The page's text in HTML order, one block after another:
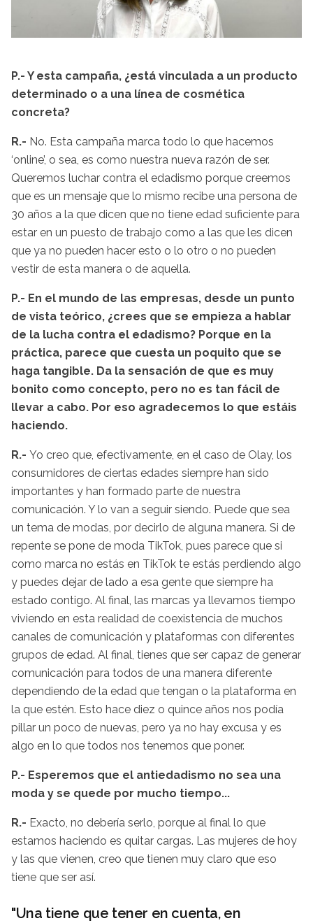
P.- Y esta campaña, ¿está vinculada a un producto
determinado o a una línea de cosmética
concreta?
R.- No. Esta campaña marca todo lo que hacemos
‘online’, o sea, es como nuestra nueva razón de ser.
Queremos luchar contra el edadismo porque creemos
que es un mensaje que lo mismo recibe una persona de
30 años a la que dicen que no tiene edad suficiente para
estar en un puesto de trabajo como a las que les dicen
que ya no pueden hacer esto o lo otro o no pueden
vestir de esta manera o de aquella.
P.- En el mundo de las empresas, desde un punto
de vista teórico, ¿crees que se empieza a hablar
de la lucha contra el edadismo? Porque en la
práctica, parece que cuesta un poquito que se
haga tangible. Da la sensación de que es muy
bonito como concepto, pero no es tan fácil de
llevar a cabo. Por eso agradecemos lo que estáis
haciendo.
R.- Yo creo que, efectivamente, en el caso de Olay, los
consumidores de ciertas edades siempre han sido
importantes y han formado parte de nuestra
comunicación. Y lo van a seguir siendo. Puede que sea
un tema de modas, por decirlo de alguna manera. Si de
repente se pone de moda TikTok, pues parece que si
como marca no estás en TikTok te estás perdiendo algo
y puedes dejar de lado a esa gente que siempre ha
estado contigo. Al final, las marcas ya llevamos tiempo
viviendo en esta realidad de coexistencia de muchos
canales de comunicación y plataformas con diferentes
grupos de edad. Al final, tienes que ser capaz de generar
comunicación para todos de una manera diferente
dependiendo de la edad que tengan o la plataforma en
la que estén. Esto hace diez o quince años nos podía
pillar un poco de nuevas, pero ya no hay excusa y es
algo en lo que todos nos tenemos que poner.
P.- Esperemos que el antiedadismo no sea una
moda y se quede por mucho tiempo...
R.- Exacto, no debería serlo, porque al final lo que
estamos haciendo es quitar cargas. Las mujeres de hoy
y las que vienen, creo que tienen muy claro que eso
tiene que ser así.
"Una tiene que tener en cuenta, en